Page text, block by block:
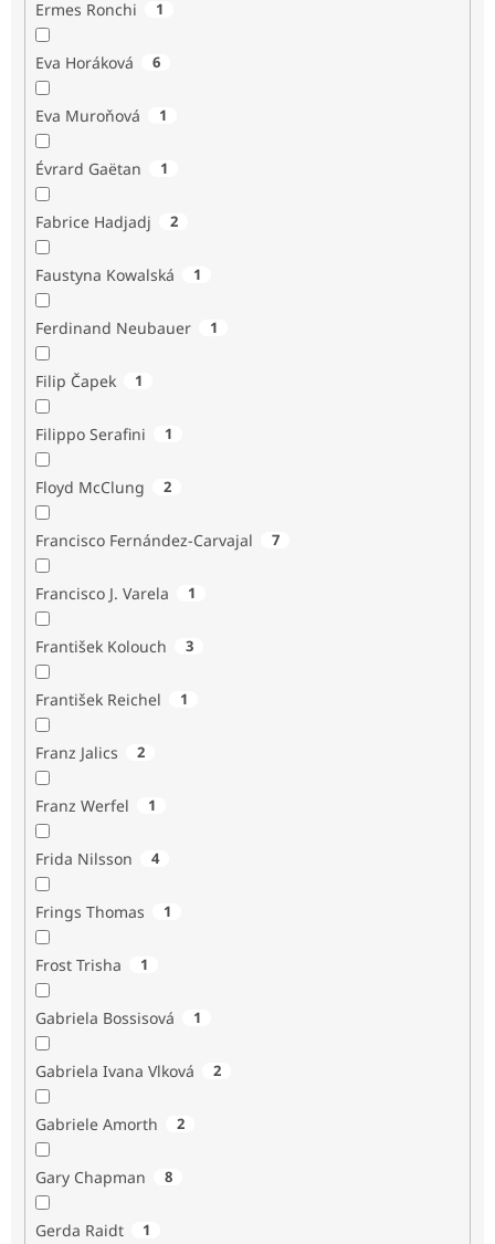
Ermes Ronchi 1
Eva Horáková 6
Eva Muroňová 1
Évrard Gaëtan 1
Fabrice Hadjadj 2
Faustyna Kowalská 1
Ferdinand Neubauer 1
Filip Čapek 1
Filippo Serafini 1
Floyd McClung 2
Francisco Fernández-Carvajal 7
Francisco J. Varela 1
František Kolouch 3
František Reichel 1
Franz Jalics 2
Franz Werfel 1
Frida Nilsson 4
Frings Thomas 1
Frost Trisha 1
Gabriela Bossisová 1
Gabriela Ivana Vlková 2
Gabriele Amorth 2
Gary Chapman 8
Gerda Raidt 1